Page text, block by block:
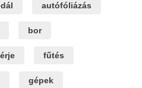
autófóliázás
bor
fűtés
gépek